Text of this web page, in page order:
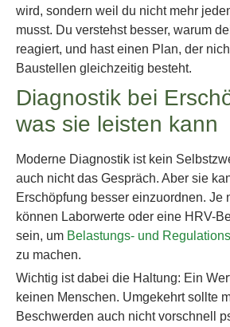
wird, sondern weil du nicht mehr
musst. Du verstehst besser, warum
reagiert, und hast einen Plan, der
Baustellen gleichzeitig besteht.
Diagnostik bei
was sie leisten kann
Moderne Diagnostik ist kein
auch nicht das Gespräch. Aber sie
Erschöpfung besser einzuordnen. Je
können Laborwerte oder eine HRV-
sein, um Belastungs- und
zu machen.
Wichtig ist dabei die Haltung: Ein
keinen Menschen. Umgekehrt sollte
Beschwerden auch nicht vorschnell